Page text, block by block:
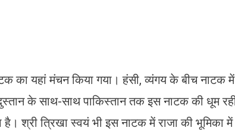
का यहां मंचन किया गया। हंसी, व्यंगय के बीच नाटक में
के साथ-साथ पाकिस्तान तक इस नाटक की धूम
श्री त्रिखा स्वयं भी इस नाटक में राजा की भूमिका में